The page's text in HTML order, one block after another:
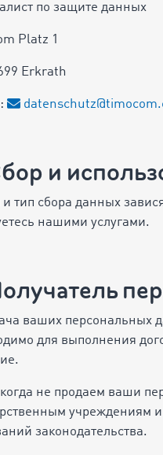
по защите данных
Platz 1
Erkrath
и
тип сбора данных
нашими услугами.
ваших персональных
для выполнения
не продаем ваши
учреждениям
законодательства.